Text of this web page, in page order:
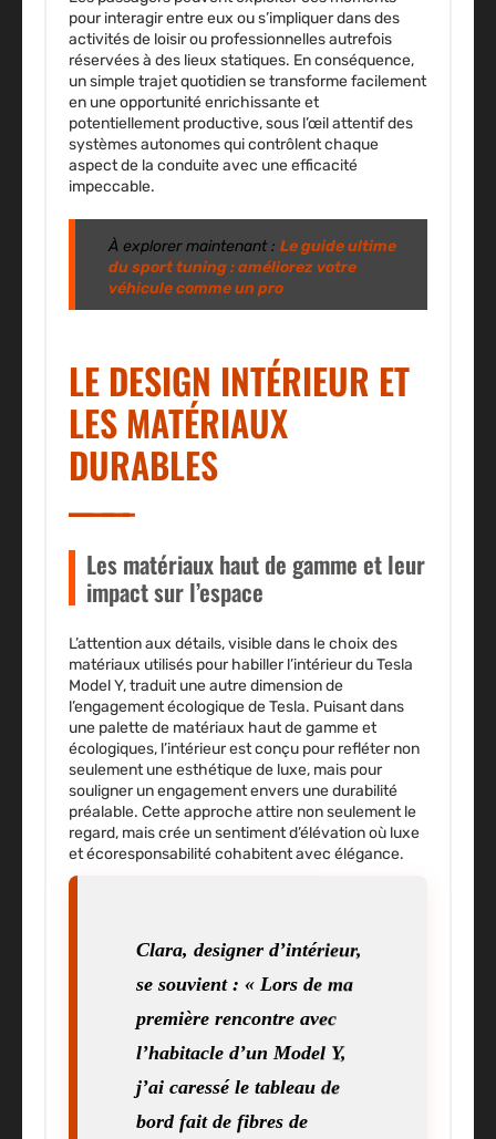
pour interagir entre eux ou s’impliquer dans des
activités de loisir ou professionnelles autrefois
réservées à des lieux statiques. En conséquence,
un simple trajet quotidien se transforme facilement
en une opportunité enrichissante et
potentiellement productive, sous l’œil attentif des
systèmes autonomes qui contrôlent chaque
aspect de la conduite avec une efficacité
impeccable.
À explorer maintenant : Le guide ultime
du sport tuning : améliorez votre
véhicule comme un pro
LE DESIGN INTÉRIEUR ET
LES MATÉRIAUX
DURABLES
Les matériaux haut de gamme et leur
impact sur l’espace
L’attention aux détails, visible dans le choix des
matériaux utilisés pour habiller l’intérieur du Tesla
Model Y, traduit une autre dimension de
l’engagement écologique de Tesla. Puisant dans
une palette de matériaux haut de gamme et
écologiques, l’intérieur est conçu pour refléter non
seulement une esthétique de luxe, mais pour
souligner un engagement envers une durabilité
préalable. Cette approche attire non seulement le
regard, mais crée un sentiment d’élévation où luxe
et écoresponsabilité cohabitent avec élégance.
Clara, designer d’intérieur,
se souvient : « Lors de ma
première rencontre avec
l’habitacle d’un Model Y,
j’ai caressé le tableau de
bord fait de fibres de